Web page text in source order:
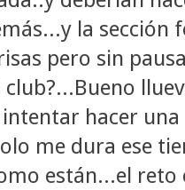
la sección
pero sin
hacer
me dura ese
están...el